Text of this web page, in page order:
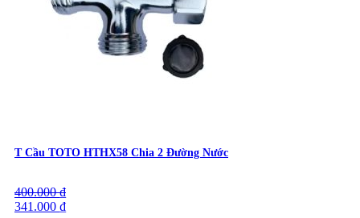
T Cầu TOTO HTHX58 Chia 2 Đường Nước
400.000₫
Giá
gốc
341.000 ₫
Giá
hiện